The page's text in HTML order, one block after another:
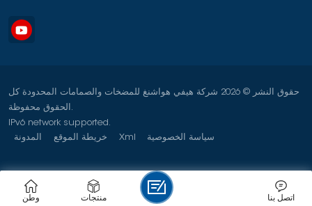
حقوق النشر © 2026 شركة هيفي هواشنغ للمضخات والصمامات المحدودة كل
الحقوق محفوظة.
IPv6 network supported.
المدونة
خريطة الموقع Xml سياسة الخصوصية
وطن منتجات اتصل بنا